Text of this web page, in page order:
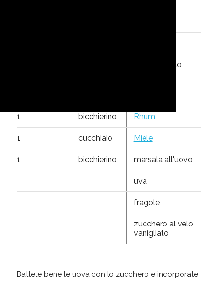
caffè ristretto
1 bicchierino Rhum
1 cucchiaio Miele
1 bicchierino marsala all'uovo
uva
fragole
zucchero al velo
vanigliato
Battete bene le uova con lo zucchero e incorporate